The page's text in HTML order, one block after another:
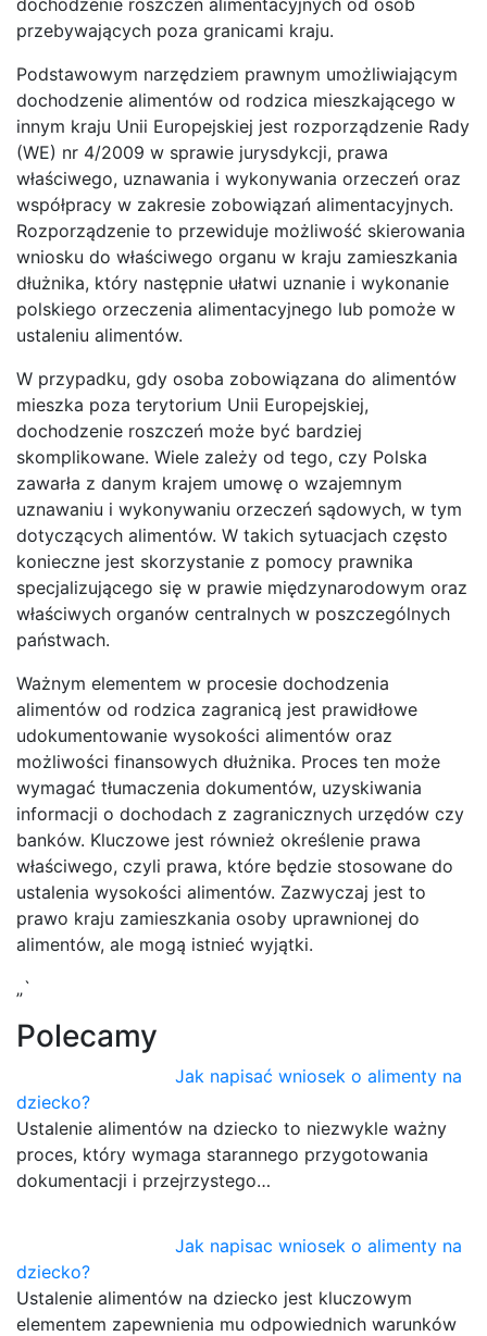
przebywających poza granicami kraju.
Podstawowym narzędziem prawnym umożliwiającym
dochodzenie alimentów od rodzica mieszkającego w
innym kraju Unii Europejskiej jest rozporządzenie Rady
(WE) nr 4/2009 w sprawie jurysdykcji, prawa
właściwego, uznawania i wykonywania orzeczeń oraz
współpracy w zakresie zobowiązań alimentacyjnych.
Rozporządzenie to przewiduje możliwość skierowania
wniosku do właściwego organu w kraju zamieszkania
dłużnika, który następnie ułatwi uznanie i wykonanie
polskiego orzeczenia alimentacyjnego lub pomoże w
ustaleniu alimentów.
W przypadku, gdy osoba zobowiązana do alimentów
mieszka poza terytorium Unii Europejskiej,
dochodzenie roszczeń może być bardziej
skomplikowane. Wiele zależy od tego, czy Polska
zawarła z danym krajem umowę o wzajemnym
uznawaniu i wykonywaniu orzeczeń sądowych, w tym
dotyczących alimentów. W takich sytuacjach często
konieczne jest skorzystanie z pomocy prawnika
specjalizującego się w prawie międzynarodowym oraz
właściwych organów centralnych w poszczególnych
państwach.
Ważnym elementem w procesie dochodzenia
alimentów od rodzica zagranicą jest prawidłowe
udokumentowanie wysokości alimentów oraz
możliwości finansowych dłużnika. Proces ten może
wymagać tłumaczenia dokumentów, uzyskiwania
informacji o dochodach z zagranicznych urzędów czy
banków. Kluczowe jest również określenie prawa
właściwego, czyli prawa, które będzie stosowane do
ustalenia wysokości alimentów. Zazwyczaj jest to
prawo kraju zamieszkania osoby uprawnionej do
alimentów, ale mogą istnieć wyjątki.
„`
Polecamy
Jak napisać wniosek o alimenty na
dziecko?
Ustalenie alimentów na dziecko to niezwykle ważny
proces, który wymaga starannego przygotowania
dokumentacji i przejrzystego…
Jak napisac wniosek o alimenty na
dziecko?
Ustalenie alimentów na dziecko jest kluczowym
elementem zapewnienia mu odpowiednich warunków